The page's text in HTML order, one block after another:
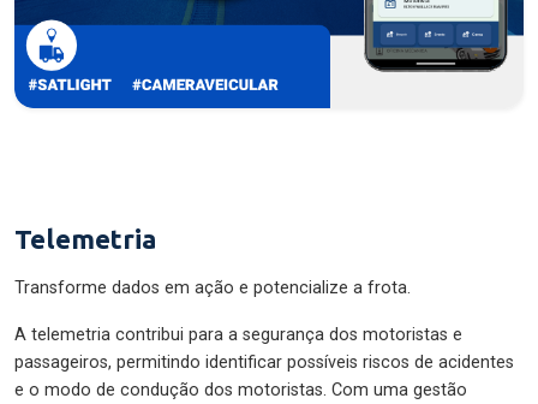
Telemetria
Transforme dados em ação e potencialize a frota.
A telemetria contribui para a segurança dos motoristas e
passageiros, permitindo identificar possíveis riscos de acidentes
e o modo de condução dos motoristas. Com uma gestão